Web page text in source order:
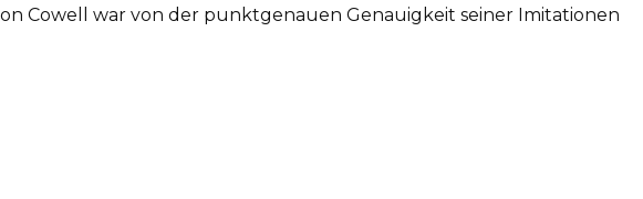
Cowell war von der punktgenauen Genauigkeit seiner Imitationen